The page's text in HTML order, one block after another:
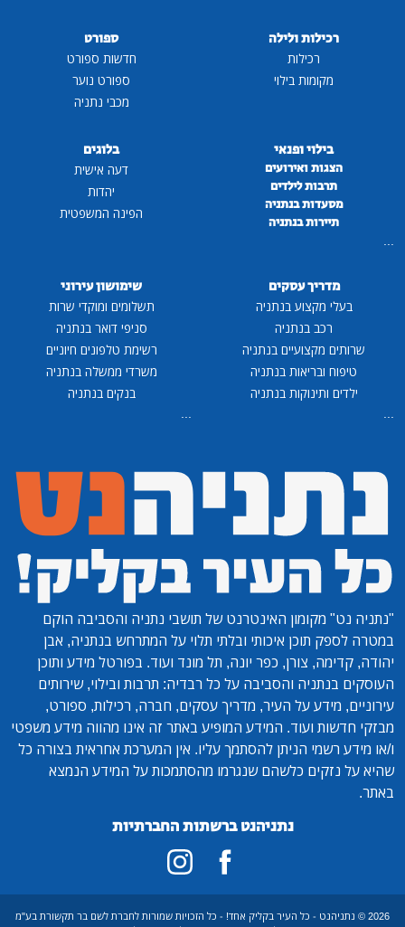
רכילות ולילה
רכילות
מקומות בילוי
ספורט
חדשות ספורט
ספורט נוער
מכבי נתניה
בילוי ופנאי
הצגות ואירועים
תרבות לילדים
מסעדות בנתניה
תיירות בנתניה
בלוגים
דעה אישית
יהדות
הפינה המשפטית
מדריך עסקים
בעלי מקצוע בנתניה
רכב בנתניה
שרותים מקצועיים בנתניה
טיפוח ובריאות בנתניה
ילדים ותינוקות בנתניה
שימושון עירוני
תשלומים ומוקדי שרות
סניפי דואר בנתניה
רשימת טלפונים חיוניים
משרדי ממשלה בנתניה
בנקים בנתניה
"נתניה נט" מקומון האינטרנט של תושבי נתניה והסביבה הוקם
במטרה לספק תוכן איכותי ובלתי תלוי על המתרחש בנתניה, אבן
יהודה, קדימה, צורן, כפר יונה, תל מונד ועוד. בפורטל מידע ותוכן
העוסקים בנתניה והסביבה על כל רבדיה: תרבות ובילוי, שירותים
עירוניים, מידע על העיר, מדריך עסקים, חברה, רכילות, ספורט,
מבזקי חדשות ועוד. המידע המופיע באתר זה אינו מהווה מידע משפטי
ו/או מידע רשמי הניתן להסתמך עליו. אין המערכת אחראית בצורה כל
שהיא על נזקים כלשהם שנגרמו מהסתמכות על המידע הנמצא
באתר.
נתניהנט ברשתות החברתיות
2026 © נתניהנט - כל העיר בקליק אחד! - כל הזכויות שמורות לחברת לשם בר תקשורת בע"מ